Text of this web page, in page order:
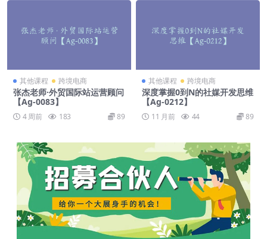
其他课程 跨境电商
张杰老师·外贸国际站运营顾问
【Ag-0083】
4 周前 183 89
其他课程 跨境电商
深度掌握0到N的社媒开发思维
【Ag-0212】
11 月前 44 89